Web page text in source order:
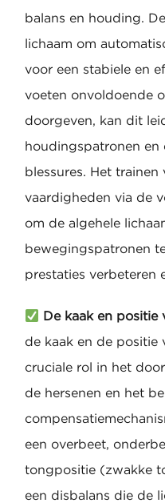
balans en houding.
lichaam om
voor een stabiele en
voeten onvoldoende
doorgeven, kan dit
houdingspatronen en
blessures. Het
vaardigheden via de
om de algehele
bewegingspatronen
prestaties verbeteren
De kaak en positie
de kaak en de positie
cruciale rol in het
de hersenen en het
een overbeet,
tongpositie (zwakke
een disbalans die de